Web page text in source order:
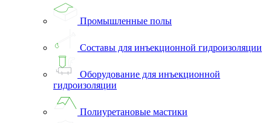
Промышленные полы
Составы для инъекционной гидроизоляции
Оборудование для инъекционной
гидроизоляции
Полиуретановые мастики